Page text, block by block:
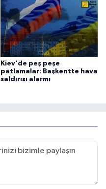
Kiev'de peş peşe
patlamalar: Başkentte hava
saldırısı alarmı